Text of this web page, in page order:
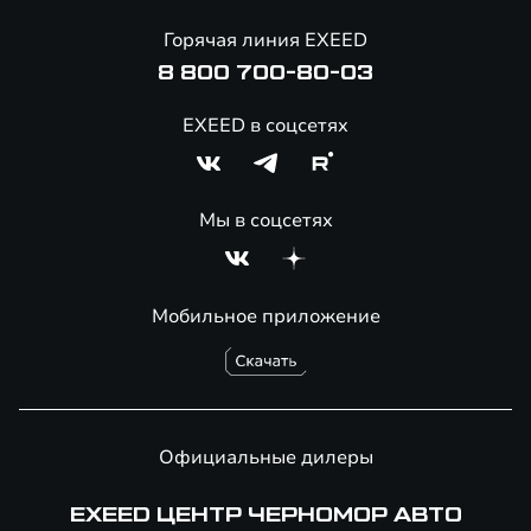
Онлайн-магазин аксессуаров
Мобильное приложение
Горячая линия EXEED
8 800 700-80-03
EXEED в соцсетях
Мы в соцсетях
Официальные дилеры
EXEED ЦЕНТР ЧЕРНОМОР АВТО